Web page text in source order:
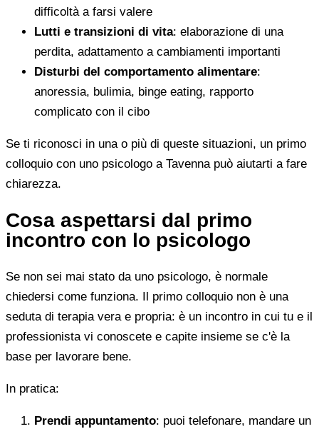
difficoltà a farsi valere
Lutti e transizioni di vita: elaborazione di una
perdita, adattamento a cambiamenti importanti
Disturbi del comportamento alimentare:
anoressia, bulimia, binge eating, rapporto
complicato con il cibo
Se ti riconosci in una o più di queste situazioni, un primo
colloquio con uno psicologo a Tavenna può aiutarti a fare
chiarezza.
Cosa aspettarsi dal primo
incontro con lo psicologo
Se non sei mai stato da uno psicologo, è normale
chiedersi come funziona. Il primo colloquio non è una
seduta di terapia vera e propria: è un incontro in cui tu e il
professionista vi conoscete e capite insieme se c'è la
base per lavorare bene.
In pratica:
Prendi appuntamento: puoi telefonare, mandare un